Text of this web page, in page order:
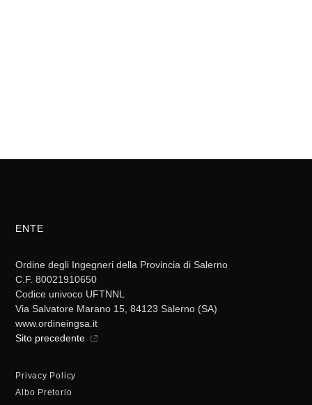
ENTE
Ordine degli Ingegneri della Provincia di Salerno
C.F. 80021910650
Codice univoco UFTNNL
Via Salvatore Marano 15, 84123 Salerno (SA)
www.ordineingsa.it
Sito precedente
Privacy Policy
Albo Pretorio